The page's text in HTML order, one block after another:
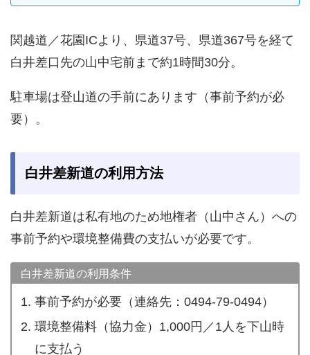
関越道／花園ICより、県道37号、県道367号を経て
白井差口先の山中宅前まで約1時間30分。
駐車場は登山道の手前にあります（事前予約が必
要）。
白井差新道の利用方法
白井差新道は私有地のため地権者（山中さん）への
事前予約や環境整備費の支払いが必要です。
白井差新道の利用条件
事前予約が必要（連絡先：0494-79-0494）
環境整備料（協力金）1,000円／1人を下山時
に支払う